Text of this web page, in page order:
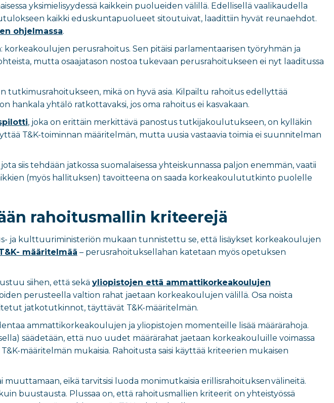
yksimielisyydessä kaikkein puolueiden välillä. Edellisellä vaalikaudella
kaikki eduskuntapuolueet sitoutuivat, laadittiin hyvät reunaehdot.
ohjelmassa.
korkeakoulujen perusrahoitus. Sen pitäisi parlamentaarisen työryhmän ja
mutta osaajatason nostoa tukevaan perusrahoitukseen ei nyt laaditussa
mikä on hyvä asia. Kilpailtu rahoitus edellyttää
hankala yhtälö ratkottavaksi, jos oma rahoitus ei kasvakaan.
, joka on erittäin merkittävä panostus tutkijakoulutukseen, on kylläkin
T&K-toiminnan määritelmän, mutta uusia vastaavia toimia ei suunnitelman
siis tehdään jatkossa suomalaisessa yhteiskunnassa paljon enemmän, vaatii
(myös hallituksen) tavoitteena on saada korkeakoulututkinto puolelle
rahoitusmallin kriteerejä
ja kulttuuriministeriön mukaan tunnistettu se, että lisäykset korkeakoulujen
määritelmää – perusrahoituksellahan katetaan myös opetuksen
siihen, että sekä yliopistojen että ammattikorkeakoulujen
perusteella valtion rahat jaetaan korkeakoulujen välillä. Osa noista
jatkotutkinnot, täyttävät T&K-määritelmän.
ammattikorkeakoulujen ja yliopistojen momenteille lisää määrärahoja.
säädetään, että nuo uudet määrärahat jaetaan korkeakouluille voimassa
määritelmän mukaisia. Rahoitusta saisi käyttää kriteerien mukaisen
muuttamaan, eikä tarvitsisi luoda monimutkaisia erillisrahoituksen välineitä.
buustausta. Plussaa on, että rahoitusmallien kriteerit on yhteistyössä